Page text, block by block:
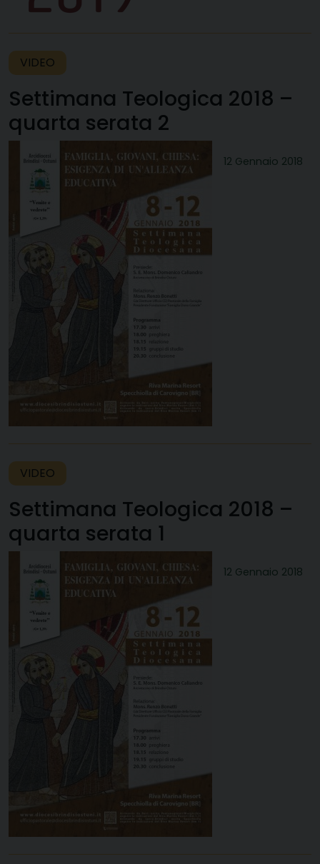
VIDEO
Settimana Teologica 2018 –
quarta serata 2
12 Gennaio 2018
VIDEO
Settimana Teologica 2018 –
quarta serata 1
12 Gennaio 2018